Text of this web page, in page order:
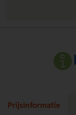
Prijsinformatie